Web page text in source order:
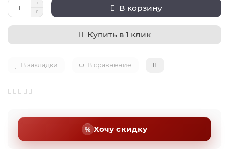
В корзину
Купить в 1 клик
В закладки В сравнение
Хочу скидку